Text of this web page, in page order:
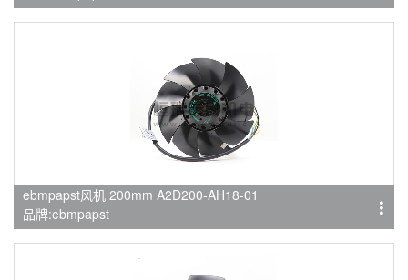
ebmpapst风机 200mm A2D200-AH18-01
品牌:ebmpapst